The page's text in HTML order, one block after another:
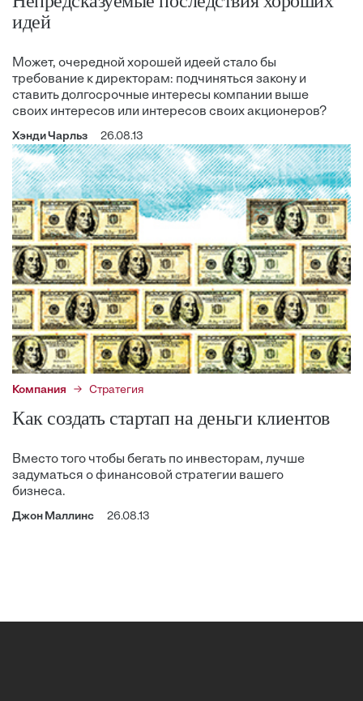
идей
Может, очередной хорошей идеей стало бы
требование к директорам: подчиняться закону и
ставить долгосрочные интересы компании выше
своих интересов или интересов своих акционеров?
Хэнди Чарльз 26.08.13
Компания Стратегия
Как создать стартап на деньги клиентов
Вместо того чтобы бегать по инвесторам, лучше
задуматься о финансовой стратегии вашего
бизнеса.
Джон Маллинс 26.08.13